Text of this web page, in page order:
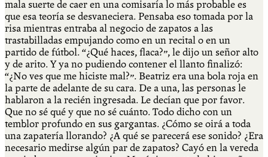
mala suerte de caer en una comisaría lo más probable es
que esa teoría se desvaneciera. Pensaba eso tomada por la
risa mientras entraba al negocio de zapatos a las
trastabilladas empujando como en un recital o en un
partido de fútbol. “¿Qué haces, flaca?”, le dijo un señor alto
y de arito. Y ya no pudiendo contener el llanto finalizó:
“¿No ves que me hiciste mal?”. Beatriz era una bola roja en
la parte de adelante de su cara. De a una, las personas le
hablaron a la recién ingresada. Le decían que por favor.
Que no sé qué y que no sé cuánto. Todo dicho con un
temblor profundo en sus gargantas. ¿Cómo se oirá a toda
una zapatería llorando? ¿A qué se parecerá ese sonido? ¿Era
necesario medirse algún par de zapatos? Cayó en la vereda